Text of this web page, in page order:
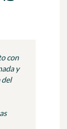
con
y
del